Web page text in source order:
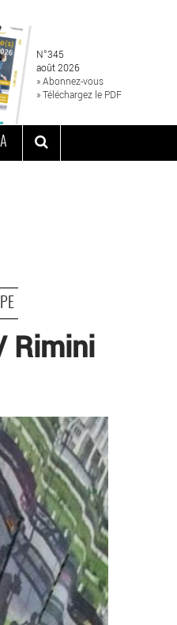
N°345
août 2026
» Abonnez-vous
» Téléchargez le PDF
Rimini